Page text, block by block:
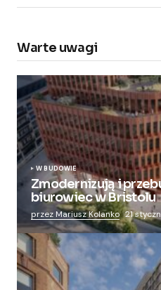
Warte uwagi
W BUDOWIE
Zmodernizują i
biurowiec w Bristolu
przez Mariusz Kolanko 21